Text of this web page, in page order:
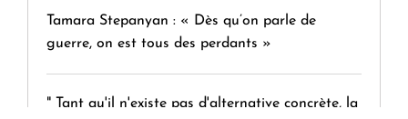
Tamara Stepanyan : « Dès qu’on parle de
guerre, on est tous des perdants »
" Tant qu'il n'existe pas d'alternative concrète, la